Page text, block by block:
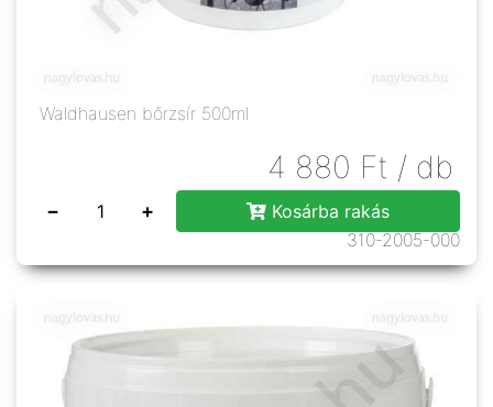
Waldhausen bőrzsír 500ml
4 880 Ft / db
− +
Kosárba rakás
310-2005-000